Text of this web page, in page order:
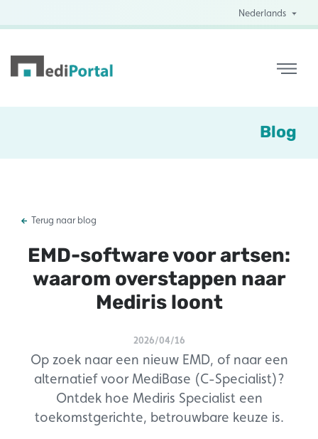
Nederlands
Blog
Terug naar blog
EMD-software voor artsen:
waarom overstappen naar
Mediris loont
2026/04/16
Op zoek naar een nieuw EMD, of naar een
alternatief voor MediBase (C-Specialist)?
Ontdek hoe Mediris Specialist een
toekomstgerichte, betrouwbare keuze is.